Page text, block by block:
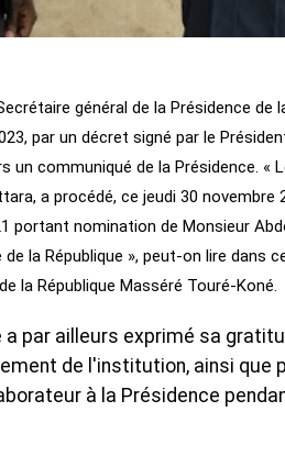
général de la Présidence de
par un décret signé par le
un communiqué de la Présidence. «
a procédé, ce jeudi 30
portant nomination de Monsieur
la République », peut-on lire dans
la République Masséré Touré-Koné.
a par ailleurs exprimé sa
de l'institution, ainsi que
à la Présidence